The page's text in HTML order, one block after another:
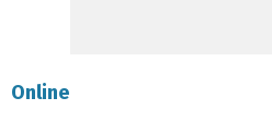
Online